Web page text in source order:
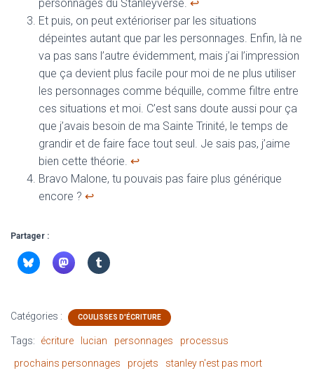
personnages du Stanleyverse. ↩︎
Et puis, on peut extérioriser par les situations
dépeintes autant que par les personnages. Enfin, là ne
va pas sans l’autre évidemment, mais j’ai l’impression
que ça devient plus facile pour moi de ne plus utiliser
les personnages comme béquille, comme filtre entre
ces situations et moi. C’est sans doute aussi pour ça
que j’avais besoin de ma Sainte Trinité, le temps de
grandir et de faire face tout seul. Je sais pas, j’aime
bien cette théorie. ↩︎
Bravo Malone, tu pouvais pas faire plus générique
encore ? ↩︎
Partager :
Catégories : COULISSES D'ÉCRITURE
Tags: écriture lucian personnages
processus
prochains personnages
projets stanley n'est pas mort